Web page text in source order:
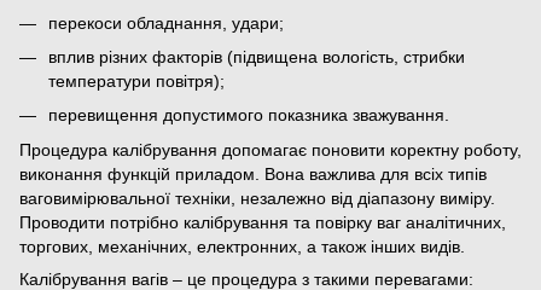
перекоси обладнання, удари;
вплив різних факторів (підвищена вологість, стрибки
температури повітря);
перевищення допустимого показника зважування.
Процедура калібрування допомагає поновити коректну роботу,
виконання функцій приладом. Вона важлива для всіх типів
ваговимірювальної техніки, незалежно від діапазону виміру.
Проводити потрібно калібрування та повірку ваг аналітичних,
торгових, механічних, електронних, а також інших видів.
Калібрування вагів – це процедура з такими перевагами: